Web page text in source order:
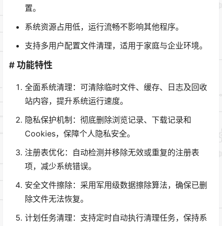
置。
系统资源占用低，运行流畅不影响其他程序。
支持多用户配置文件清理，适用于家庭与企业环境。
# 功能特性
全面系统清理：可清除临时文件、缓存、日志及回收
站内容，提升系统运行速度。
隐私保护机制：彻底删除浏览记录、下载记录和
Cookies，保障个人隐私安全。
注册表优化：自动检测并移除无效或重复的注册表
项，减少系统错误。
安全文件擦除：采用军用级数据擦除算法，确保已删
除文件无法恢复。
计划任务清理：支持定时自动执行清理任务，保持系